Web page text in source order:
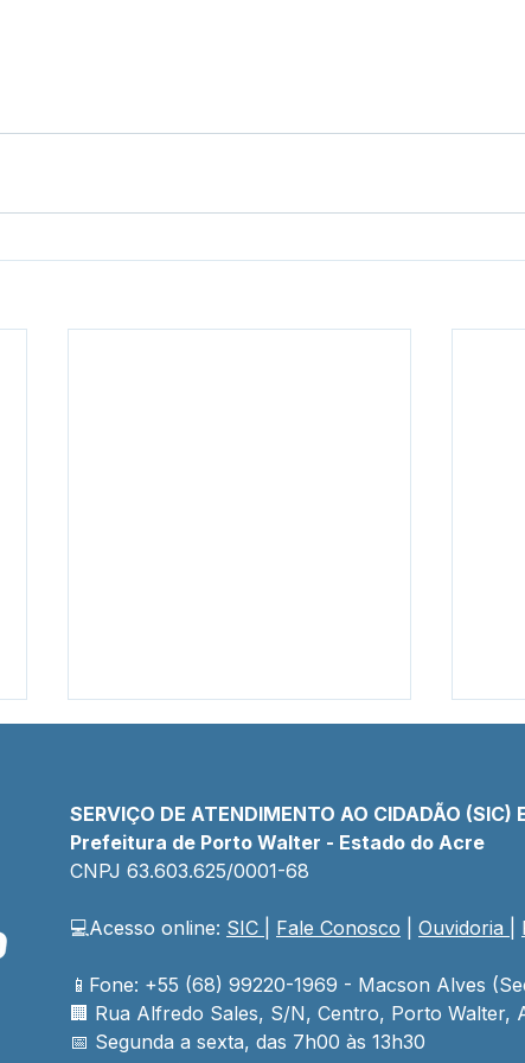
Prefeito e vice realizam
reforçam capacidade
operacional das Secretarias
Municipais
SERVIÇO DE ATENDIMENTO AO CIDADÃO (SIC)
Prefeitura de Porto Walter - Estado do Acre
CNPJ 63.603.625/0001-68
💻Acesso online: SIC Fale Conosco Ouvidoria
📱Fone: +55 (68) 99220-1969 - Macson Alves
🏢 Rua Alfredo Sales, S/N, Centro, Porto Walter,
📅 Segunda a sexta, das 7h00 às 13h30